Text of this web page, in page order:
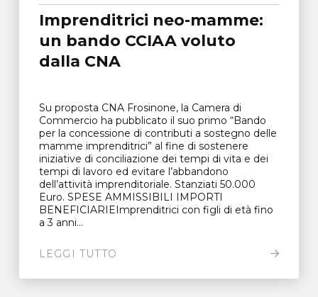
Imprenditrici neo-mamme:
un bando CCIAA voluto
dalla CNA
Su proposta CNA Frosinone, la Camera di
Commercio ha pubblicato il suo primo “Bando
per la concessione di contributi a sostegno delle
mamme imprenditrici” al fine di sostenere
iniziative di conciliazione dei tempi di vita e dei
tempi di lavoro ed evitare l’abbandono
dell’attività imprenditoriale. Stanziati 50.000
Euro. SPESE AMMISSIBILI IMPORTI
BENEFICIARIEImprenditrici con figli di età fino
a 3 anni...
LEGGI TUTTO